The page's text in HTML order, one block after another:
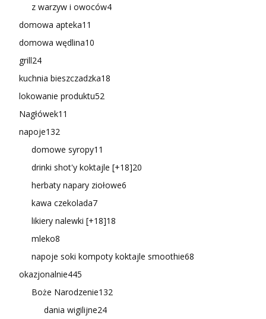
z warzyw i owoców4
domowa apteka11
domowa wędlina10
grill24
kuchnia bieszczadzka18
lokowanie produktu52
Nagłówek11
napoje132
domowe syropy11
drinki shot'y koktajle [+18]20
herbaty napary ziołowe6
kawa czekolada7
likiery nalewki [+18]18
mleko8
napoje soki kompoty koktajle smoothie68
okazjonalnie445
Boże Narodzenie132
dania wigilijne24